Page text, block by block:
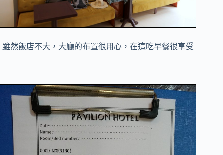
雖然飯店不大，大廳的布置很用心，在這吃早餐很享受